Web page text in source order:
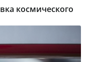
космического